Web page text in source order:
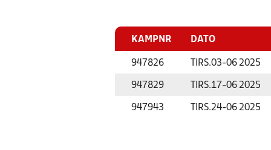
KAMPNR DATO
947826 TIRS.03-06 2025
947829 TIRS.17-06 2025
947943 TIRS.24-06 2025